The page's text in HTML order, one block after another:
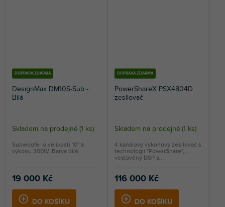
DOPRAVA ZDARMA
DesignMax DM10S-Sub -
Bílá
Skladem na prodejně (1 ks)
19 000 Kč
DO KOŠÍKU
Subwoofer o velikosti 10" a
výkonu 300W. Barva bílá.
DOPRAVA ZDARMA
PowerShareX PSX4804D
zesilovač
Skladem na prodejně (1 ks)
116 000 Kč
DO KOŠÍKU
4 kanálový výkonový zesilovač s
technologií "PowerShare",
vestavěný DSP a...